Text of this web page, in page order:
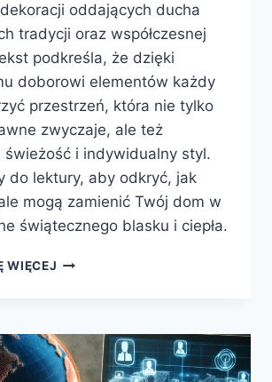
oddających ducha
tradycji oraz współczesnej
podkreśla, że dzięki
doborowi elementów każdy
przestrzeń, która nie tylko
zwyczaje, ale też
i indywidualny styl.
do lektury, aby odkryć, jak
mogą zamienić Twój dom w
świątecznego blasku i ciepła.
WIĘCEJ MAGIA
WNĘTRZU
INSPIRACJE
DEKORACJI